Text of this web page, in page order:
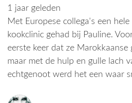
1 jaar geleden
Met Europese collega's een
kookclinic gehad bij Pauline.
eerste keer dat ze Marokkaanse
maar met de hulp en gulle lach
echtgenoot werd het een waar